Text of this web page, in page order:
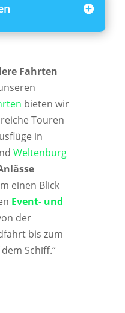
Fahrten
bieten wir
Touren
in
Weltenburg
einen Blick
Event- und
der
bis zum
Schiff.“